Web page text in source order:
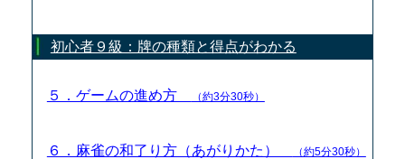
初心者９級：牌の種類と得点がわかる
５．ゲームの進め方 （約3分30秒）
６．麻雀の和了り方（あがりかた） （約5分30秒）